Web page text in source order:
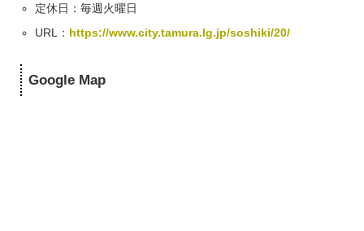
定休日：毎週火曜日
URL： https://www.city.tamura.lg.jp/soshiki/20/
Google Map